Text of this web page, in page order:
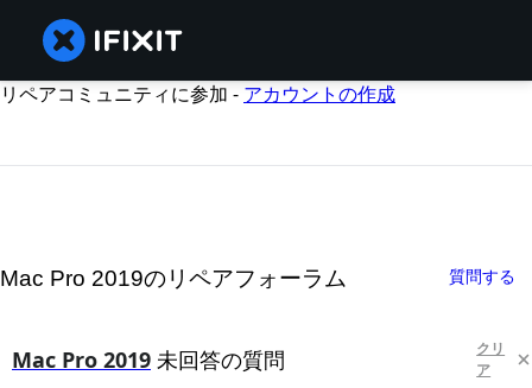
リペアコミュニティに参加 - アカウントの作成
Mac Pro 2019のリペアフォーラム 質問する
Mac Pro 2019 未回答の質問
クリ
ア